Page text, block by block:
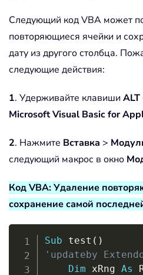
Следующий код VBA может
повторяющиеся ячейки и
дату из другого столбца.
следующие действия:
1. Удерживайте клавиши ALT
Microsoft Visual Basic for
2. Нажмите Вставка >
следующий макрос в окно
Код VBA: Удаление
сохранение самой
Sub test ( )
'updateby
Dim xRng As